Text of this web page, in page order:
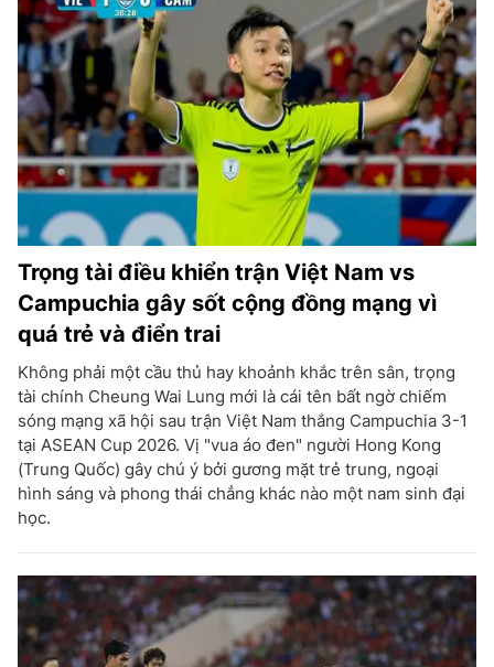
Trọng tài điều khiển trận Việt Nam vs
Campuchia gây sốt cộng đồng mạng vì
quá trẻ và điển trai
Không phải một cầu thủ hay khoảnh khắc trên sân, trọng
tài chính Cheung Wai Lung mới là cái tên bất ngờ chiếm
sóng mạng xã hội sau trận Việt Nam thắng Campuchia 3-1
tại ASEAN Cup 2026. Vị "vua áo đen" người Hong Kong
(Trung Quốc) gây chú ý bởi gương mặt trẻ trung, ngoại
hình sáng và phong thái chẳng khác nào một nam sinh đại
học.